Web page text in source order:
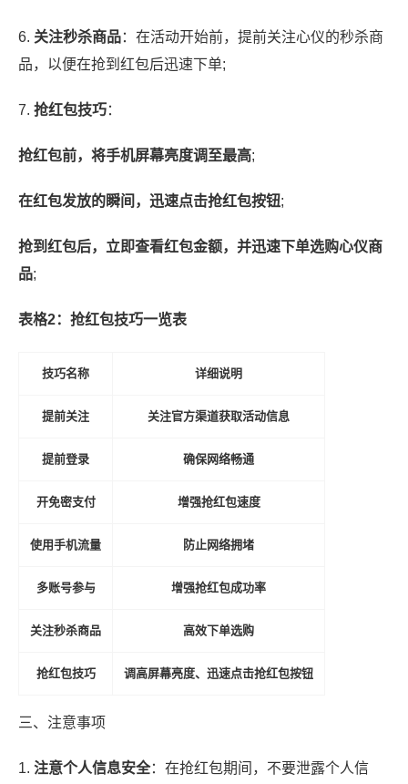
6. 关注秒杀商品：在活动开始前，提前关注心仪的秒杀商
品，以便在抢到红包后迅速下单;
7. 抢红包技巧：
抢红包前，将手机屏幕亮度调至最高;
在红包发放的瞬间，迅速点击抢红包按钮;
抢到红包后，立即查看红包金额，并迅速下单选购心仪商
品;
表格2：抢红包技巧一览表
技巧名称 详细说明
提前关注 关注官方渠道获取活动信息
提前登录 确保网络畅通
开免密支付 增强抢红包速度
使用手机流量 防止网络拥堵
多账号参与 增强抢红包成功率
关注秒杀商品 高效下单选购
抢红包技巧 调高屏幕亮度、迅速点击抢红包按钮
三、注意事项
1. 注意个人信息安全：在抢红包期间，不要泄露个人信